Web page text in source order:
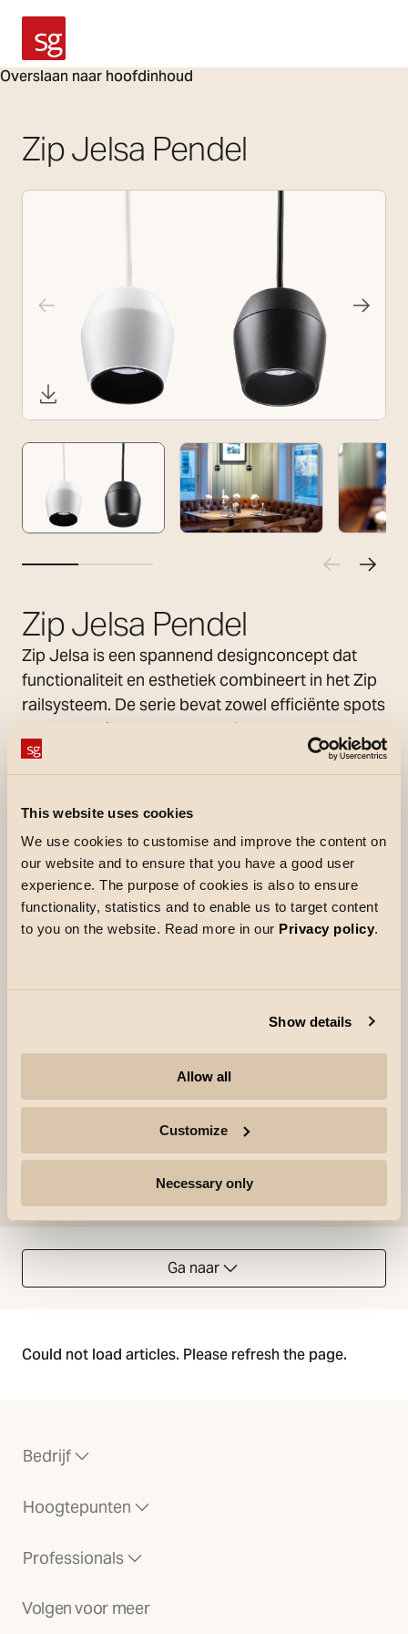
This website uses cookies
We use cookies to customise and improve the content on
our website and to ensure that you have a good user
experience. The purpose of cookies is also to ensure
functionality, statistics and to enable us to target content
to you on the website. Read more in our Privacy policy.
Show details
Allow all
Customize
Necessary only
Overslaan naar hoofdinhoud
SG Armaturen
Zip Jelsa Pendel
Zip Jelsa Pendel
Zip Jelsa is een spannend designconcept dat
functionaliteit en esthetiek combineert in het Zip
railsysteem. De serie bevat zowel efficiënte spots
als decoratieve pendels, perfect voor het
creëren van sfeervolle verlichting in elke ruimte.
De inbouwlichtbron zorgt voor een zachte en
aangename verlichting, ideaal voor zowel
voorkant te draaien, kun je een subtiele opening
creëren die een decoratief accent toevoegt.
Zip Jelsa wordt standaard geleverd met een
zwarte frontring, terwijl een elegante gouden ring
verder te verfraaien.
Een Zip pendeladapter is inbegrepen. Kan ook
opbouwplafonddozen voor pendel.
Ga naar
Could not load articles. Please refresh the page.
Bedrijf
Hoogtepunten
Professionals
Volgen voor meer